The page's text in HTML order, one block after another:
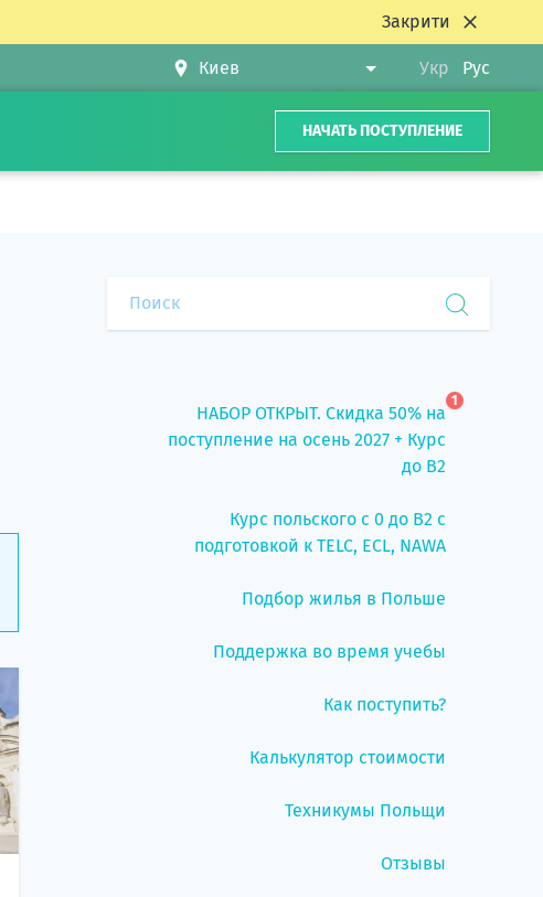
Закрити
Укр Рус
НАЧАТЬ ПОСТУПЛЕНИЕ
НАБОР ОТКРЫТ. Скидка 50% на
поступление на осень 2027 + Курс
до B2
1
Курс польского с 0 до B2 с
подготовкой к TELC, ECL, NAWA
Подбор жилья в Польше
Поддержка во время учебы
Как поступить?
Калькулятор стоимости
Техникумы Польщи
Отзывы